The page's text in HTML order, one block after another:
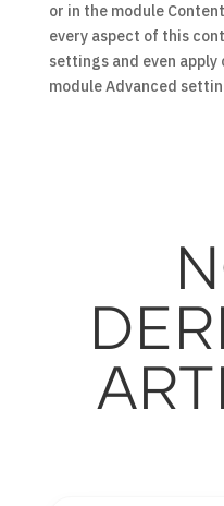
or in the module
every aspect of this
settings and even
module Advanced